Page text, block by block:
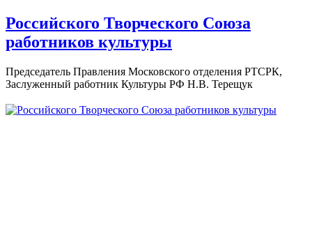
Российского Творческого Союза
работников культуры
Председатель Правления Московского отделения РТСРК,
Заслуженный работник Культуры РФ Н.В. Терещук